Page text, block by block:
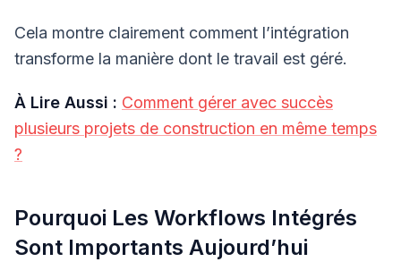
Cela montre clairement comment l’intégration
transforme la manière dont le travail est géré.
À Lire Aussi : Comment gérer avec succès
plusieurs projets de construction en même temps
?
Pourquoi Les Workflows Intégrés
Sont Importants Aujourd’hui